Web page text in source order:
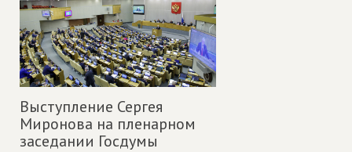
Выступление Сергея
Миронова на пленарном
заседании Госдумы